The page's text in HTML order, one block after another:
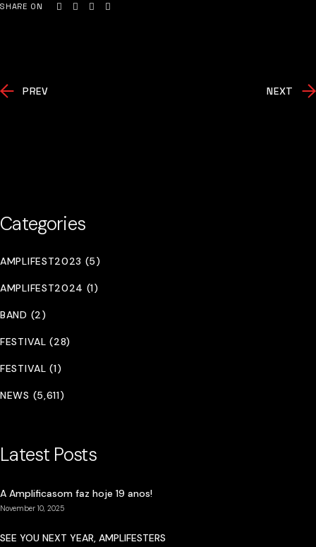
SHARE ON
PREV NEXT
Categories
AMPLIFEST2023 (5)
AMPLIFEST2024 (1)
BAND (2)
FESTIVAL (28)
FESTIVAL (1)
NEWS (5,611)
Latest Posts
A Amplificasom faz hoje 19 anos!
November 10, 2025
SEE YOU NEXT YEAR, AMPLIFESTERS